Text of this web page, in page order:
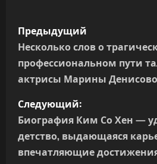
Н
а
в
и
г
а
Предыдущий
Несколько слов о
профессиональном пути
актрисы Марины
Следующий:
Биография Ким Со Хен —
детство, выдающаяся
впечатляющие